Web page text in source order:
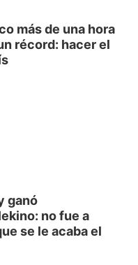
más de una hora
récord: hacer el
ganó
no fue a
se le acaba el